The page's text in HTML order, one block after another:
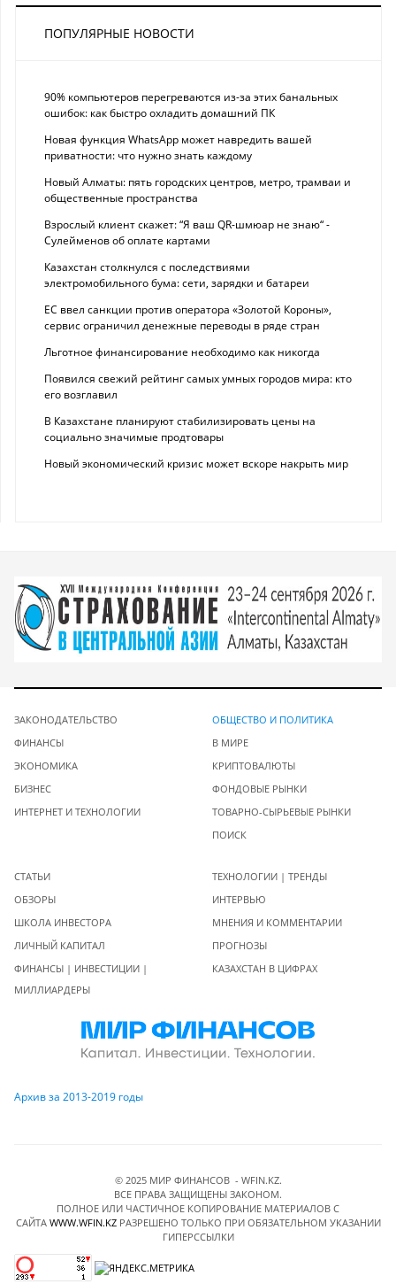
ПОПУЛЯРНЫЕ НОВОСТИ
90% компьютеров перегреваются из-за этих банальных
ошибок: как быстро охладить домашний ПК
Новая функция WhatsApp может навредить вашей
приватности: что нужно знать каждому
Новый Алматы: пять городских центров, метро, трамваи и
общественные пространства
Взрослый клиент скажет: “Я ваш QR-шмюар не знаю“ -
Сулейменов об оплате картами
Казахстан столкнулся с последствиями
электромобильного бума: сети, зарядки и батареи
ЕС ввел санкции против оператора «Золотой Короны»,
сервис ограничил денежные переводы в ряде стран
Льготное финансирование необходимо как никогда
Появился свежий рейтинг самых умных городов мира: кто
его возглавил
В Казахстане планируют стабилизировать цены на
социально значимые продтовары
Новый экономический кризис может вскоре накрыть мир
ЗАКОНОДАТЕЛЬСТВО
ФИНАНСЫ
ЭКОНОМИКА
БИЗНЕС
ИНТЕРНЕТ И ТЕХНОЛОГИИ
ОБЩЕСТВО И ПОЛИТИКА
В МИРЕ
КРИПТОВАЛЮТЫ
ФОНДОВЫЕ РЫНКИ
ТОВАРНО-СЫРЬЕВЫЕ РЫНКИ
ПОИСК
СТАТЬИ
ОБЗОРЫ
ШКОЛА ИНВЕСТОРА
ЛИЧНЫЙ КАПИТАЛ
ФИНАНСЫ | ИНВЕСТИЦИИ |
МИЛЛИАРДЕРЫ
ТЕХНОЛОГИИ | ТРЕНДЫ
ИНТЕРВЬЮ
МНЕНИЯ И КОММЕНТАРИИ
ПРОГНОЗЫ
КАЗАХСТАН В ЦИФРАХ
Архив за 2013-2019 годы
© 2025 МИР ФИНАНСОВ - WFIN.KZ.
ВСЕ ПРАВА ЗАЩИЩЕНЫ ЗАКОНОМ.
ПОЛНОЕ ИЛИ ЧАСТИЧНОЕ КОПИРОВАНИЕ МАТЕРИАЛОВ C
САЙТА WWW.WFIN.KZРАЗРЕШЕНО ТОЛЬКО ПРИ ОБЯЗАТЕЛЬНОМ УКАЗАНИИ
ГИПЕРССЫЛКИ